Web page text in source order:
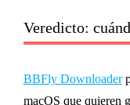
Veredicto:
BBFly Downloader
macOS que quieren